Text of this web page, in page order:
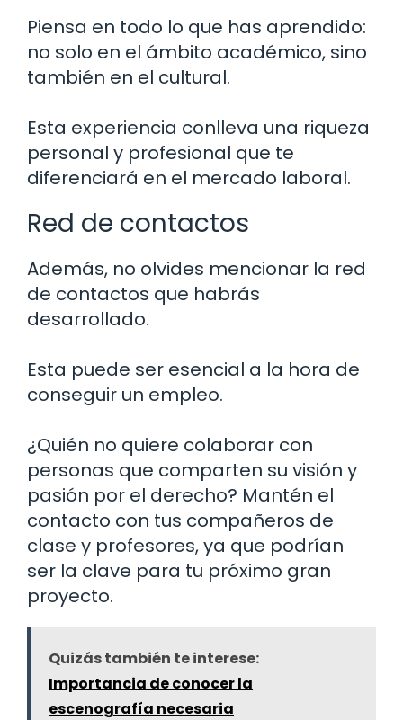
Piensa en todo lo que has aprendido:
no solo en el ámbito académico, sino
también en el cultural.
Esta experiencia conlleva una riqueza
personal y profesional que te
diferenciará en el mercado laboral.
Red de contactos
Además, no olvides mencionar la red
de contactos que habrás
desarrollado.
Esta puede ser esencial a la hora de
conseguir un empleo.
¿Quién no quiere colaborar con
personas que comparten su visión y
pasión por el derecho? Mantén el
contacto con tus compañeros de
clase y profesores, ya que podrían
ser la clave para tu próximo gran
proyecto.
Quizás también te interese:
Importancia de conocer la
escenografía necesaria